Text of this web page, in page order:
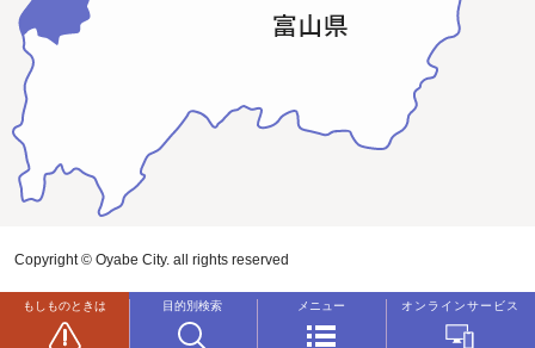
メニュー
もしものときは 目的別検索 オンラインサービス
Copyright © Oyabe City. all rights reserved